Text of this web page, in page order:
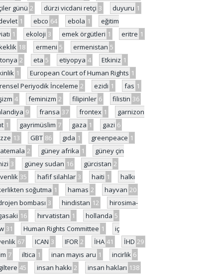
günü 2 dürzi vicdani retçi 3 duyuru 1
1 ebco 64 ebola 1
eğitim
1 ekoloji 3 emek örgütleri 1 eritre 1
18 ermeni 5 ermenistan 5
2 eta 5 etiyopya 4 Etkiniz 1
1 European Court of Human Rights 1
Periyodik İnceleme 2 ezidi 1 fas 1
4 feminizm 2 filipinler 6 filistin 36
9 fransa 37 frontex 1
garnizon
1 gayrimüslim 7 gaza 1 gazi 6
13 GBT 86 gıda 1 greenpeace 1
2 güney afrika 1
güney çin
3 güney sudan 16 gürcistan 2
35 hafif silahlar 3 haiti 1
halkı
soğutma 1 hamas 2 hayvan 20
bombası 3 hindistan 12
hirosima-
16 hırvatistan 1 hollanda 5
31 Human Rights Committee 1
iç
67 ICAN 3 IFOR 2 İHA 41 İHD 29
7 iltica 1 inan mayıs aru 1 incirlik 6
45 insan hakkı 2 insan hakları 138